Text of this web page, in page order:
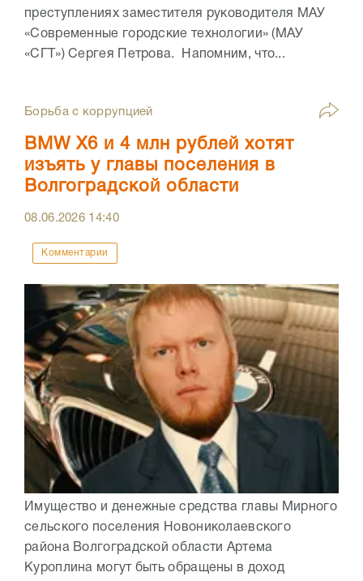
преступлениях заместителя руководителя МАУ
«Современные городские технологии» (МАУ
«СГТ») Сергея Петрова. Напомним, что...
Борьба с коррупцией
BMW X6 и 4 млн рублей хотят
изъять у главы поселения в
Волгоградской области
08.06.2026 14:40
Комментарии
Имущество и денежные средства главы Мирного
сельского поселения Новониколаевского
района Волгоградской области Артема
Куроплина могут быть обращены в доход